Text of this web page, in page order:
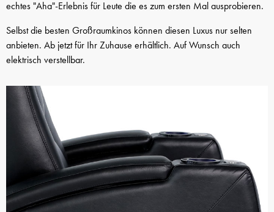
echtes "Aha"-Erlebnis für Leute die es zum ersten Mal ausprobieren.
Selbst die besten Großraumkinos können diesen Luxus nur selten
anbieten. Ab jetzt für Ihr Zuhause erhältlich. Auf Wunsch auch
elektrisch verstellbar.